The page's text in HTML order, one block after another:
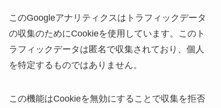
このGoogleアナリティクスはトラフィックデータ
の収集のためにCookieを使用しています。このト
ラフィックデータは匿名で収集されており、個人
を特定するものではありません。
この機能はCookieを無効にすることで収集を拒否